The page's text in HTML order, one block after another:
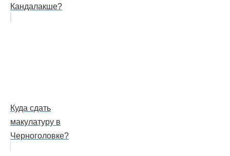
Кандалакше?
Куда сдать
макулатуру в
Черноголовке?